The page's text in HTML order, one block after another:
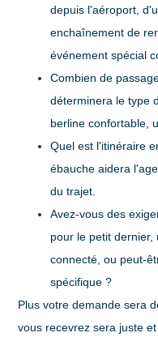
depuis l'aéroport,
enchaînement de
événement spécial
Combien de
déterminera le type
berline confortable,
Quel est l'itinéraire
ébauche aidera
du trajet.
Avez-vous des
pour le petit
connecté, ou peut-
spécifique ?
Plus votre demande sera
vous recevrez sera juste